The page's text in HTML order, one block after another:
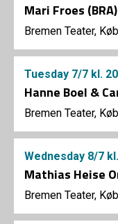
Mari Froes
Bremen Teater,
Tuesday 7/7 kl.
Hanne Boel &
Bremen Teater,
Wednesday 8/7
Mathias Heise
Bremen Teater,